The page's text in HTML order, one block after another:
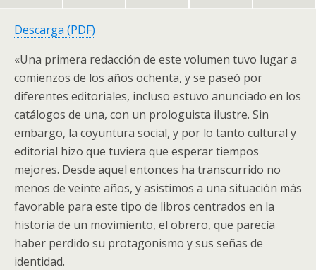
Descarga (PDF)
«Una primera redacción de este volumen tuvo lugar a
comienzos de los años ochenta, y se paseó por
diferentes editoriales, incluso estuvo anunciado en los
catálogos de una, con un prologuista ilustre. Sin
embargo, la coyuntura social, y por lo tanto cultural y
editorial hizo que tuviera que esperar tiempos
mejores. Desde aquel entonces ha transcurrido no
menos de veinte años, y asistimos a una situación más
favorable para este tipo de libros centrados en la
historia de un movimiento, el obrero, que parecía
haber perdido su protagonismo y sus señas de
identidad.